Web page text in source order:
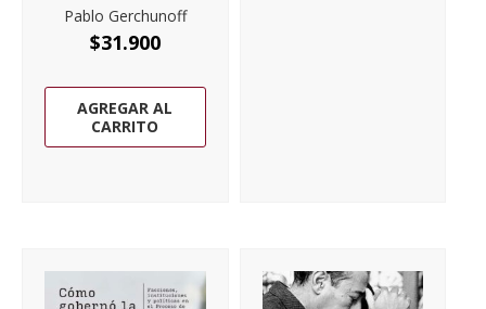
Pablo Gerchunoff
$31.900
AGREGAR AL
CARRITO